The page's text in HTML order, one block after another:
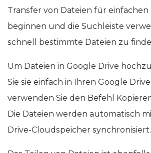
Transfer von Dateien für
beginnen und die Suchleiste
schnell bestimmte Dateien zu
Um Dateien in Google Drive
Sie sie einfach in Ihren Google
verwenden Sie den Befehl
Die Dateien werden automatisch
Drive-Cloudspeicher synchronisiert.